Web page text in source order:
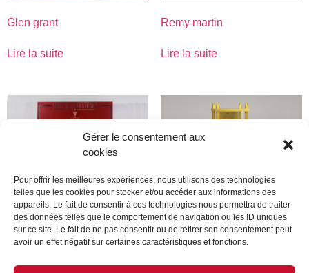
Gérer le consentement aux
cookies
Pour offrir les meilleures expériences, nous utilisons des technologies
telles que les cookies pour stocker et/ou accéder aux informations des
appareils. Le fait de consentir à ces technologies nous permettra de traiter
des données telles que le comportement de navigation ou les ID uniques
sur ce site. Le fait de ne pas consentir ou de retirer son consentement peut
avoir un effet négatif sur certaines caractéristiques et fonctions.
Glen grant
Lire la suite
Remy martin
Lire la suite